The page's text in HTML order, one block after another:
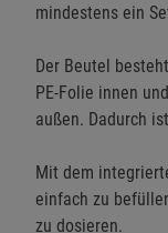
mindestens ein
Der Beutel
PE-Folie innen
außen. Dadurch
Mit dem
einfach zu
zu dosieren.